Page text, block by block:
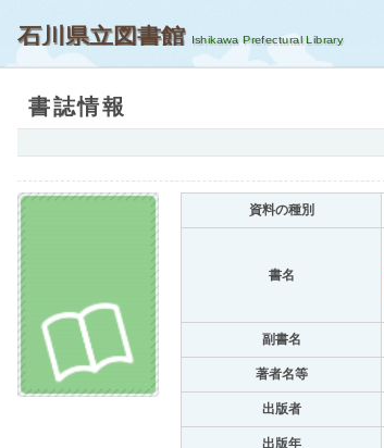
石川県立図書館
書誌情報
資料の種別
書名
副書名
著者名等
出版者
出版年